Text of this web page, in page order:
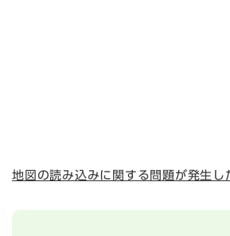
地図の読み込みに関する問題が発生し